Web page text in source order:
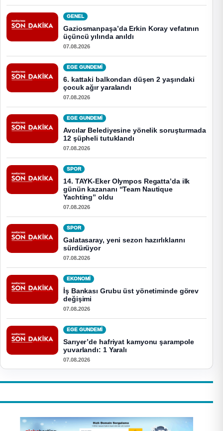
GENEL
Gaziosmanpaşa’da Erkin Koray vefatının
üçüncü yılında anıldı
07.08.2026
EGE GUNDEMİ
6. kattaki balkondan düşen 2 yaşındaki
çocuk ağır yaralandı
07.08.2026
EGE GUNDEMİ
Avcılar Belediyesine yönelik soruşturmada
12 şüpheli tutuklandı
07.08.2026
SPOR
14. TAYK-Eker Olympos Regatta’da ilk
günün kazananı “Team Nautique
Yachting” oldu
07.08.2026
SPOR
Galatasaray, yeni sezon hazırlıklarını
sürdürüyor
07.08.2026
EKONOMI
İş Bankası Grubu üst yönetiminde görev
değişimi
07.08.2026
EGE GUNDEMİ
Sarıyer’de hafriyat kamyonu şarampole
yuvarlandı: 1 Yaralı
07.08.2026